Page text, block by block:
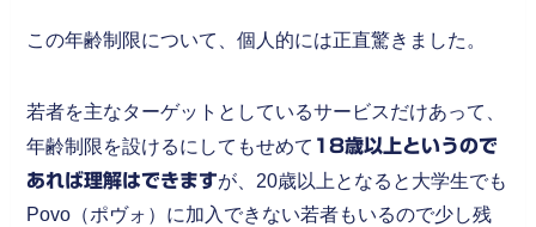
この年齢制限について、個人的には正直驚きました。
若者を主なターゲットとしているサービスだけあって、
年齢制限を設けるにしてもせめて 18歳以上というので
あれば理解はできますが、20歳以上となると大学生でも
Povo（ポヴォ）に加入できない若者もいるので少し残